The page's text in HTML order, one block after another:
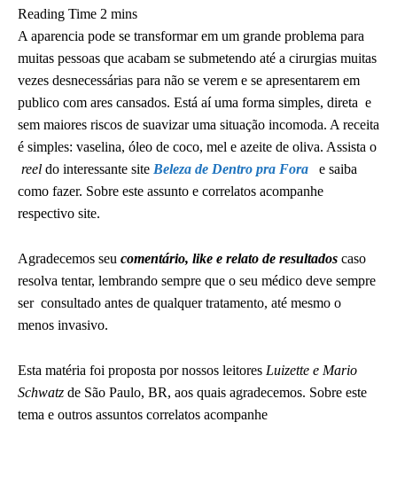
A aparencia pode se transformar em um grande problema para
muitas pessoas que acabam se submetendo até a cirurgias muitas
vezes desnecessárias para não se verem e se apresentarem em
publico com ares cansados. Está aí uma forma simples, direta e
sem maiores riscos de suavizar uma situação incomoda. A receita
é simples: vaselina, óleo de coco, mel e azeite de oliva. Assista o
reel do interessante site Beleza de Dentro pra Fora e saiba
como fazer. Sobre este assunto e correlatos acompanhe
respectivo site.
Agradecemos seu comentário, like e relato de resultados caso
resolva tentar, lembrando sempre que o seu médico deve sempre
ser consultado antes de qualquer tratamento, até mesmo o
menos invasivo.
Esta matéria foi proposta por nossos leitores Luizette e Mario
Schwatz de São Paulo, BR, aos quais agradecemos. Sobre este
tema e outros assuntos correlatos acompanhe